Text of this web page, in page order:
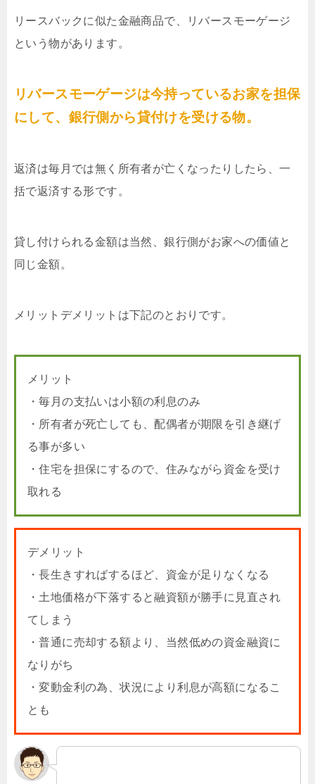
リースバックに似た金融商品で、リバースモーゲージ
という物があります。
リバースモーゲージは今持っているお家を担保
にして、銀行側から貸付けを受ける物。
返済は毎月では無く所有者が亡くなったりしたら、一
括で返済する形です。
貸し付けられる金額は当然、銀行側がお家への価値と
同じ金額。
メリットデメリットは下記のとおりです。
メリット
・毎月の支払いは小額の利息のみ
・所有者が死亡しても、配偶者が期限を引き継げ
る事が多い
・住宅を担保にするので、住みながら資金を受け
取れる
デメリット
・長生きすればするほど、資金が足りなくなる
・土地価格が下落すると融資額が勝手に見直され
てしまう
・普通に売却する額より、当然低めの資金融資に
なりがち
・変動金利の為、状況により利息が高額になるこ
とも